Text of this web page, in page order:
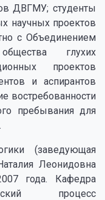
ДВГМУ; студенты
научных проектов
с Объединением
глухих
проектов
и аспирантов
востребованности
пребывания для
(заведующая
Леонидовна
года. Кафедра
процесс